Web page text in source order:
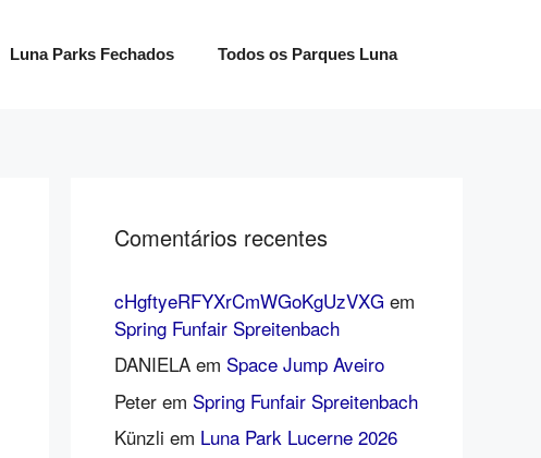
Luna Parks Fechados Todos os Parques Luna
Comentários recentes
cHgftyeRFYXrCmWGoKgUzVXG em
Spring Funfair Spreitenbach
DANIELA em Space Jump Aveiro
Peter em Spring Funfair Spreitenbach
Künzli em Luna Park Lucerne 2026